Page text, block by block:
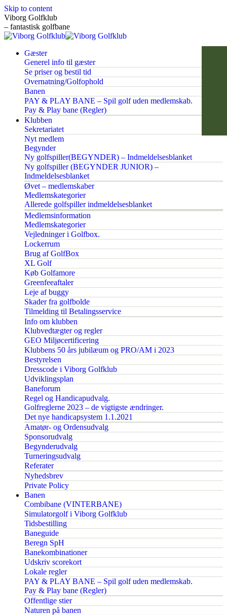
Skip to content
Viborg Golfklub
– fantastisk golfbane
Gæster
Generel info til gæster
Se priser og bestil tid
Overnatning/Golfophold
Banen
PAY & PLAY BANE – Spil golf uden medlemskab.
Pay & Play bane (Regler)
Klubben
Sekretariatet
Nyt medlem
Begynder
Ny golfspiller(BEGYNDER) – Indmeldelsesblanket
Ny golfspiller (BEGYNDER JUNIOR) –
Indmeldelsesblanket
Øvet – medlemskaber
Medlemskategorier
Allerede golfspiller indmeldelsesblanket
Medlemsinformation
Medlemskategorier
Vejledninger i Golfbox.
Lockerrum
Brug af GolfBox
XL Golf
Køb Golfamore
Greenfeeaftaler
Leje af buggy
Skader fra golfbolde
Tilmelding til Betalingsservice
Info om klubben
Klubvedtægter og regler
GEO Miljøcertificering
Klubbens 50 års jubilæum og PRO/AM i 2023
Bestyrelsen
Dresscode i Viborg Golfklub
Udviklingsplan
Baneforum
Regel og Handicapudvalg.
Golfreglerne 2023 – de vigtigste ændringer.
Det nye handicapsystem 1.1.2021
Amatør- og Ordensudvalg
Sponsorudvalg
Begynderudvalg
Turneringsudvalg
Referater
Nyhedsbrev
Private Policy
Banen
Combibane (VINTERBANE)
Simulatorgolf i Viborg Golfklub
Tidsbestilling
Baneguide
Beregn SpH
Banekombinationer
Udskriv scorekort
Lokale regler
PAY & PLAY BANE – Spil golf uden medlemskab.
Pay & Play bane (Regler)
Offentlige stier
Naturen på banen